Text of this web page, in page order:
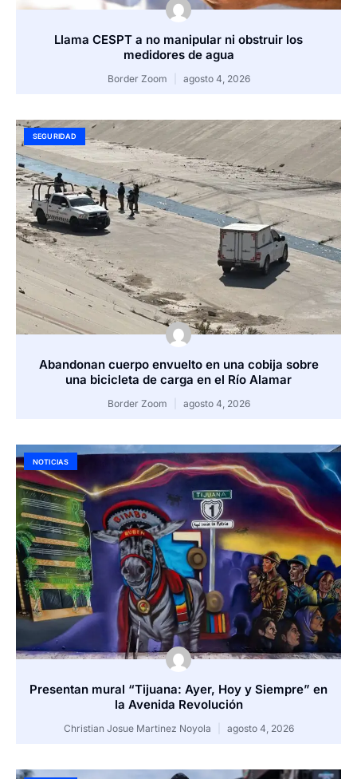
Llama CESPT a no manipular ni obstruir los
medidores de agua
Border Zoom agosto 4, 2026
SEGURIDAD
Abandonan cuerpo envuelto en una cobija sobre
una bicicleta de carga en el Río Alamar
Border Zoom agosto 4, 2026
NOTICIAS
Presentan mural “Tijuana: Ayer, Hoy y Siempre” en
la Avenida Revolución
Christian Josue Martinez Noyola agosto 4, 2026